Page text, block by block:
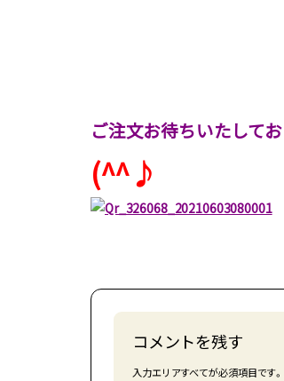
ご注文お待ちいたして
(^^♪
コメントを残す
入力エリアすべてが必須項目です